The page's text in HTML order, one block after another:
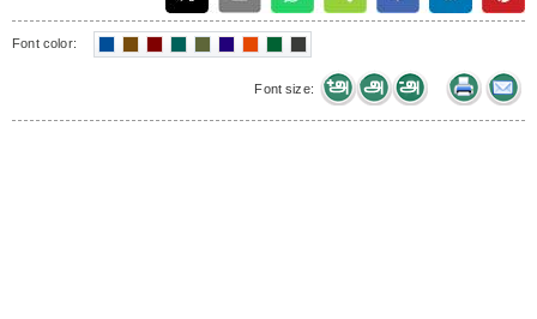
Font color:
Font size: